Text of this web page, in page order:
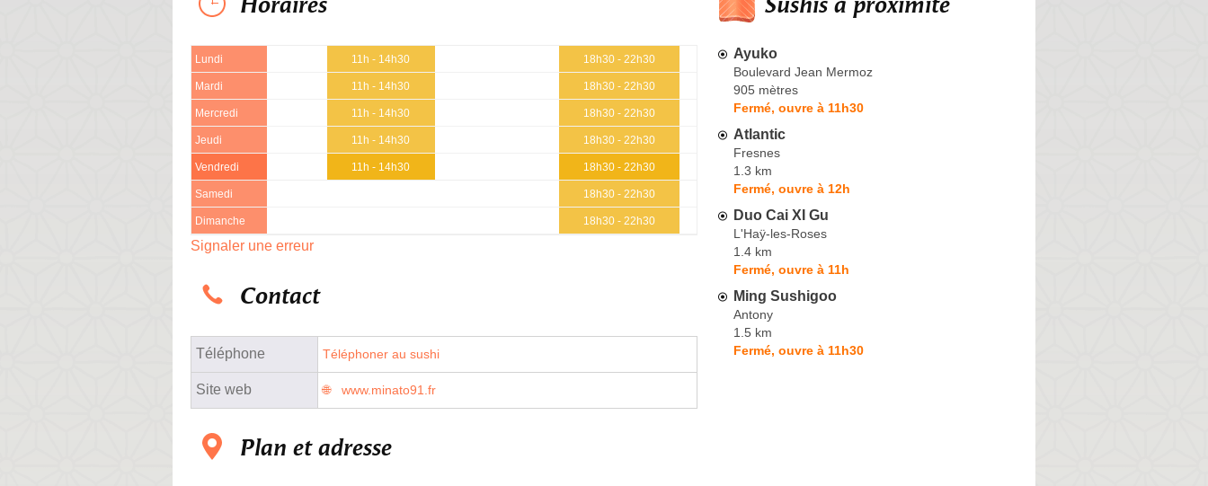
Lundi 11h - 14h30 18h30 - 22h30
Mardi 11h - 14h30 18h30 - 22h30
Mercredi 11h - 14h30 18h30 - 22h30
Jeudi 11h - 14h30 18h30 - 22h30
Vendredi 11h - 14h30 18h30 - 22h30
Samedi 18h30 - 22h30
Dimanche 18h30 - 22h30
Signaler une erreur
Contact
Téléphone Téléphoner au sushi
Site web www.minato91.fr
Plan et adresse
Ayuko
Boulevard Jean Mermoz
905 mètres
Fermé, ouvre à 11h30
Atlantic
Fresnes
1.3 km
Fermé, ouvre à 12h
Duo Cai XI Gu
L'Haÿ-les-Roses
1.4 km
Fermé, ouvre à 11h
Ming Sushigoo
Antony
1.5 km
Fermé, ouvre à 11h30